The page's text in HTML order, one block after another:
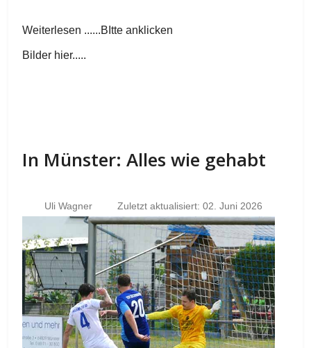
Weiterlesen ......BItte anklicken
Bilder hier.....
In Münster: Alles wie gehabt
Uli Wagner Zuletzt aktualisiert: 02. Juni 2026